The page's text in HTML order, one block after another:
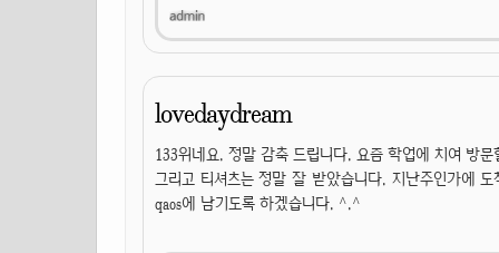
lovedaydream
133위네요. 정말 감축 드립니다. 요즘 학업에 치여 방
그리고 티셔츠는 정말 잘 받았습니다. 지난주인가에
qaos에 남기도록 하겠습니다. ^.^